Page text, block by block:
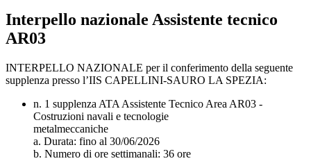
Interpello nazionale Assistente tecnico
AR03
INTERPELLO NAZIONALE per il conferimento della seguente
supplenza presso l’IIS CAPELLINI-SAURO LA SPEZIA:
n. 1 supplenza ATA Assistente Tecnico Area AR03 -
Costruzioni navali e tecnologie
metalmeccaniche
a. Durata: fino al 30/06/2026
b. Numero di ore settimanali: 36 ore